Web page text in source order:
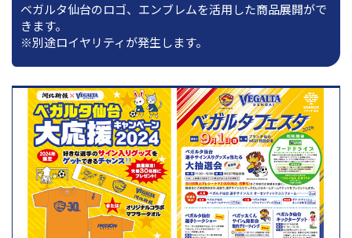
ベガルタ仙台のロゴ、エンブレムを活用した商品展開がで
きます。
※別途ロイヤリティが発生します。